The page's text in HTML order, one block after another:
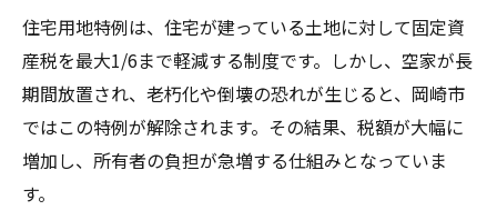
住宅用地特例は、住宅が建っている土地に対して固定資
産税を最大1/6まで軽減する制度です。しかし、空家が長
期間放置され、老朽化や倒壊の恐れが生じると、岡崎市
ではこの特例が解除されます。その結果、税額が大幅に
増加し、所有者の負担が急増する仕組みとなっていま
す。